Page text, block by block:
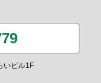
いビル1F